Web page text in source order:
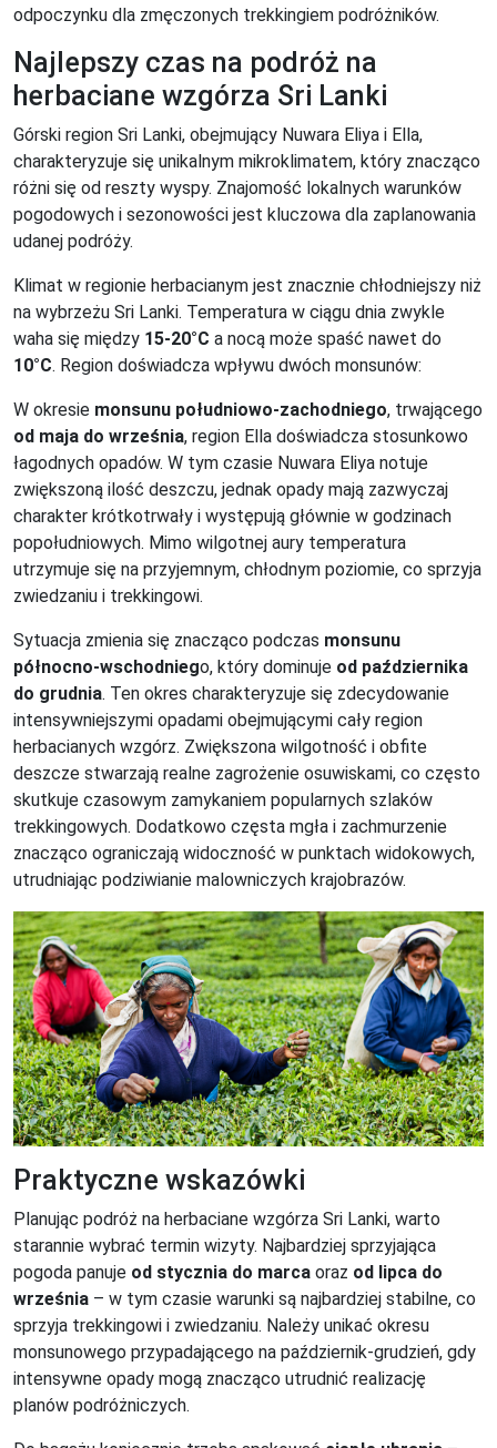
odpoczynku dla zmęczonych trekkingiem podróżników.
Najlepszy czas na podróż na
herbaciane wzgórza Sri Lanki
Górski region Sri Lanki, obejmujący Nuwara Eliya i Ella,
charakteryzuje się unikalnym mikroklimatem, który znacząco
różni się od reszty wyspy. Znajomość lokalnych warunków
pogodowych i sezonowości jest kluczowa dla zaplanowania
udanej podróży.
Klimat w regionie herbacianym jest znacznie chłodniejszy niż
na wybrzeżu Sri Lanki. Temperatura w ciągu dnia zwykle
waha się między 15-20°C a nocą może spaść nawet do
10°C. Region doświadcza wpływu dwóch monsunów:
W okresie monsunu południowo-zachodniego, trwającego
od maja do września, region Ella doświadcza stosunkowo
łagodnych opadów. W tym czasie Nuwara Eliya notuje
zwiększoną ilość deszczu, jednak opady mają zazwyczaj
charakter krótkotrwały i występują głównie w godzinach
popołudniowych. Mimo wilgotnej aury temperatura
utrzymuje się na przyjemnym, chłodnym poziomie, co sprzyja
zwiedzaniu i trekkingowi.
Sytuacja zmienia się znacząco podczas monsunu
północno-wschodniego, który dominuje od października
do grudnia. Ten okres charakteryzuje się zdecydowanie
intensywniejszymi opadami obejmującymi cały region
herbacianych wzgórz. Zwiększona wilgotność i obfite
deszcze stwarzają realne zagrożenie osuwiskami, co często
skutkuje czasowym zamykaniem popularnych szlaków
trekkingowych. Dodatkowo częsta mgła i zachmurzenie
znacząco ograniczają widoczność w punktach widokowych,
utrudniając podziwianie malowniczych krajobrazów.
Praktyczne wskazówki
Planując podróż na herbaciane wzgórza Sri Lanki, warto
starannie wybrać termin wizyty. Najbardziej sprzyjająca
pogoda panuje od stycznia do marca oraz od lipca do
września – w tym czasie warunki są najbardziej stabilne, co
sprzyja trekkingowi i zwiedzaniu. Należy unikać okresu
monsunowego przypadającego na październik-grudzień, gdy
intensywne opady mogą znacząco utrudnić realizację
planów podróżniczych.